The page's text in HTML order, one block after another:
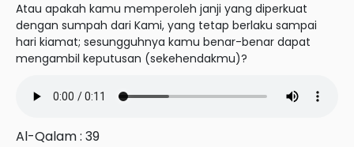
Atau apakah kamu memperoleh janji yang diperkuat
dengan sumpah dari Kami, yang tetap berlaku sampai
hari kiamat; sesungguhnya kamu benar-benar dapat
mengambil keputusan (sekehendakmu)?
Al-Qalam : 39